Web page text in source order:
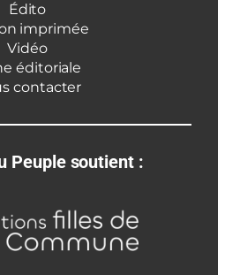
Édito
imprimée
Vidéo
éditoriale
contacter
Peuple soutient :